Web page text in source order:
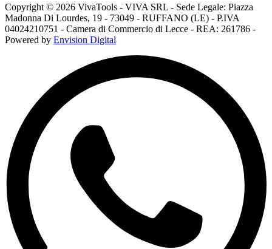
Copyright © 2026 VivaTools - VIVA SRL - Sede Legale: Piazza
Madonna Di Lourdes, 19 - 73049 - RUFFANO (LE) - P.IVA
04024210751 - Camera di Commercio di Lecce - REA: 261786 -
Powered by Envision Digital